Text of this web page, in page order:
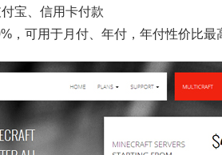
宝、信用卡付款
，可用于月付、年付，年付性价比最